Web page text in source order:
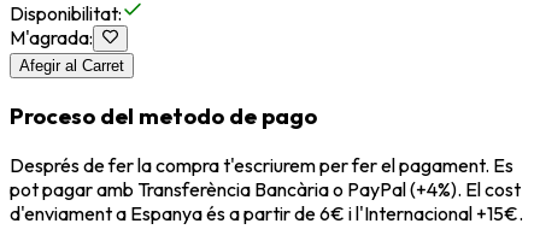
Disponibilitat:
M'agrada:
Afegir al Carret
Proceso del metodo de pago
Després de fer la compra t'escriurem per fer el pagament. Es
pot pagar amb Transferència Bancària o PayPal (+4%). El cost
d'enviament a Espanya és a partir de 6€ i l'Internacional +15€.